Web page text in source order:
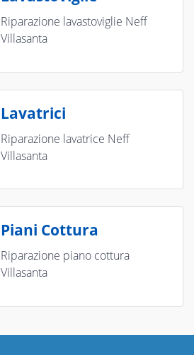
Riparazione lavastoviglie Neff
Villasanta
Lavatrici
Riparazione lavatrice Neff
Villasanta
Piani Cottura
Riparazione piano cottura
Villasanta